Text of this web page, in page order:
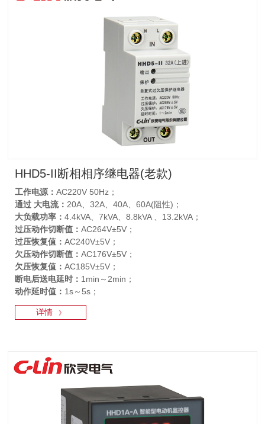
HHD5-II断相相序继电器(老款)
工作电源：AC220V 50Hz；
通过 大电流：20A、32A、40A、60A(阻性)；
大负载功率：4.4kVA、7kVA、8.8kVA 、13.2kVA；
过压动作切断值：AC264V±5V；
过压恢复值：AC240V±5V；
欠压动作切断值：AC176V±5V；
欠压恢复值：AC185V±5V；
断电后送电延时： 1min～2min；
动作延时值： 1s～5s；
详情 》